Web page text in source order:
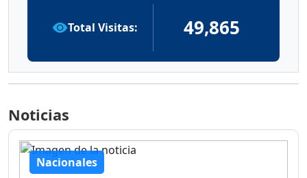
Nacionales